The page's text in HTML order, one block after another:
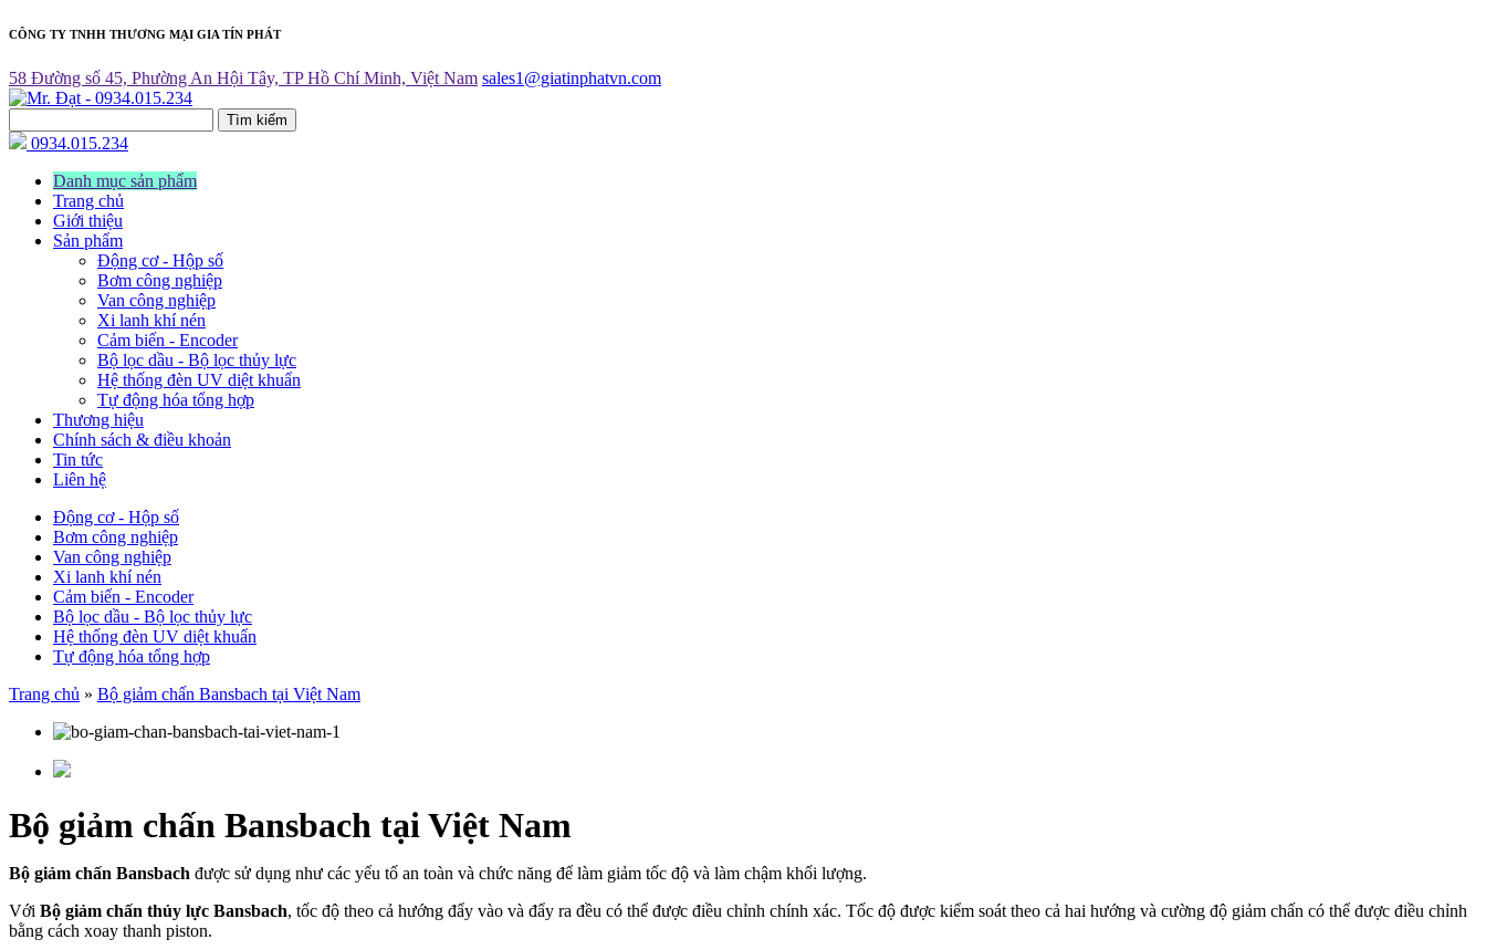
CÔNG TY TNHH THƯƠNG MẠI GIA TÍN PHÁT
58 Đường số 45, Phường An Hội Tây, TP Hồ Chí Minh, Việt Nam sales1@giatinphatvn.com
Tìm kiếm
0934.015.234
Danh mục sản phẩm
Trang chủ
Giới thiệu
Sản phẩm
Động cơ - Hộp số
Bơm công nghiệp
Van công nghiệp
Xi lanh khí nén
Cảm biến - Encoder
Bộ lọc dầu - Bộ lọc thủy lực
Hệ thống đèn UV diệt khuẩn
Tự động hóa tổng hợp
Thương hiệu
Chính sách & điều khoản
Tin tức
Liên hệ
Động cơ - Hộp số
Bơm công nghiệp
Van công nghiệp
Xi lanh khí nén
Cảm biến - Encoder
Bộ lọc dầu - Bộ lọc thủy lực
Hệ thống đèn UV diệt khuẩn
Tự động hóa tổng hợp
Trang chủ » Bộ giảm chấn Bansbach tại Việt Nam
Bộ giảm chấn Bansbach tại Việt Nam
Bộ giảm chấn Bansbach được sử dụng như các yếu tố an toàn và chức năng để làm giảm tốc độ và làm chậm khối lượng.
Với Bộ giảm chấn thủy lực Bansbach, tốc độ theo cả hướng đẩy vào và đẩy ra đều có thể được điều chỉnh chính xác. Tốc độ được kiểm soát theo cả hai hướng và cường độ giảm chấn có thể được điều chỉnh
bằng cách xoay thanh piston.